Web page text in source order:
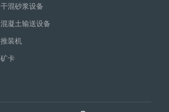
干混砂浆设备
混凝土输送设备
推装机
矿卡